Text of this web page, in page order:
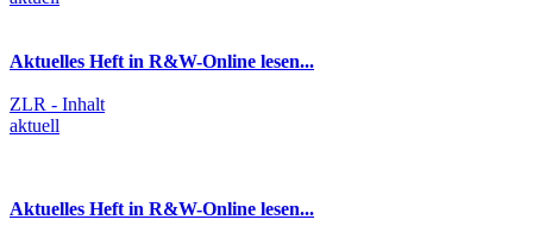
Aktuelles Heft in R&W-Online lesen...
ZLR - Inhalt
aktuell
Aktuelles Heft in R&W-Online lesen...